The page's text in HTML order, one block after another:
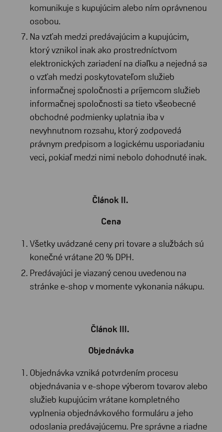
komunikuje s kupujúcim alebo ním oprávnenou
osobou.
Na vzťah medzi predávajúcim a kupujúcim,
ktorý vznikol inak ako prostredníctvom
elektronických zariadení na diaľku a nejedná sa
o vzťah medzi poskytovateľom služieb
informačnej spoločnosti a príjemcom služieb
informačnej spoločnosti sa tieto všeobecné
obchodné podmienky uplatnia iba v
nevyhnutnom rozsahu, ktorý zodpovedá
právnym predpisom a logickému usporiadaniu
veci, pokiaľ medzi nimi nebolo dohodnuté inak.
Článok II.
Cena
Všetky uvádzané ceny pri tovare a službách sú
konečné vrátane 20 % DPH.
Predávajúci je viazaný cenou uvedenou na
stránke e-shop v momente vykonania nákupu.
Článok III.
Objednávka
Objednávka vzniká potvrdením procesu
objednávania v e-shope výberom tovarov alebo
služieb kupujúcim vrátane kompletného
vyplnenia objednávkového formuláru a jeho
odoslania predávajúcemu. Pre správne a riadne